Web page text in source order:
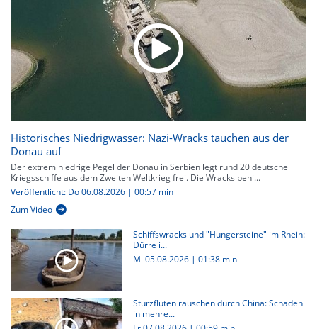
Historisches Niedrigwasser: Nazi-Wracks tauchen aus der
Donau auf
Der extrem niedrige Pegel der Donau in Serbien legt rund 20 deutsche
Kriegsschiffe aus dem Zweiten Weltkrieg frei. Die Wracks behi...
Veröffentlicht: Do 06.08.2026 | 00:57 min
Zum Video
Schiffswracks und "Hungersteine" im Rhein:
Dürre i...
Mi 05.08.2026 | 01:38 min
Sturzfluten rauschen durch China: Schäden
in mehre...